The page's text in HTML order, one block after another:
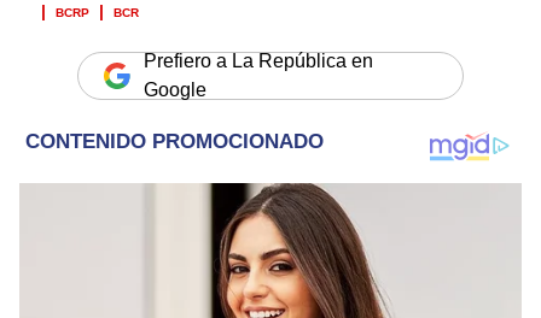
BCRP
BCR
Prefiero a La República en
Google